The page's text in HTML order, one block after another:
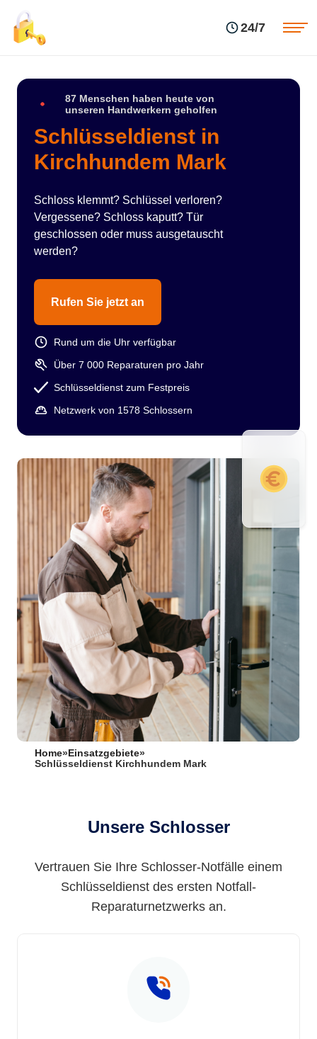
24/7
87 Menschen haben heute von
unseren Handwerkern geholfen
Schlüsseldienst in
Kirchhundem Mark
Schloss klemmt? Schlüssel verloren?
Vergessene? Schloss kaputt? Tür
geschlossen oder muss ausgetauscht
werden?
Rufen Sie jetzt an
Rund um die Uhr verfügbar
Über 7 000 Reparaturen pro Jahr
Schlüsseldienst zum Festpreis
Netzwerk von 1578 Schlossern
Home» Einsatzgebiete»
Schlüsseldienst Kirchhundem Mark
Unsere Schlosser
Vertrauen Sie Ihre Schlosser-Notfälle einem
Schlüsseldienst des ersten Notfall-
Reparaturnetzwerks an.